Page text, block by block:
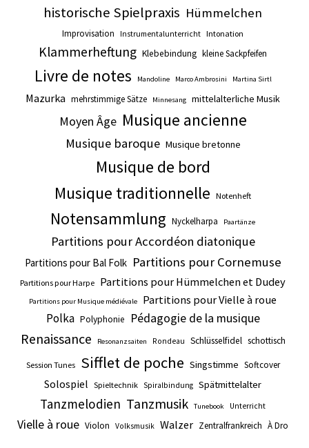
historische Spielpraxis Hümmelchen
Improvisation Instrumentalunterricht Intonation
Klammerheftung Klebebindung kleine Sackpfeifen
Livre de notes Mandoline Marco Ambrosini Martina Sirtl
Mazurka mehrstimmige Sätze Minnesang mittelalterliche Musik
Moyen Âge Musique ancienne
Musique baroque Musique bretonne
Musique de bord
Musique traditionnelle Notenheft
Notensammlung Nyckelharpa Paartänze
Partitions pour Accordéon diatonique
Partitions pour Bal Folk Partitions pour Cornemuse
Partitions pour Harpe Partitions pour Hümmelchen et Dudey
Partitions pour Musique médiévale Partitions pour Vielle à roue
Polka Polyphonie Pédagogie de la musique
Renaissance Resonanzsaiten Rondeau Schlüsselfidel schottisch
Session Tunes Sifflet de poche Singstimme Softcover
Solospiel Spieltechnik Spiralbindung Spätmittelalter
Tanzmelodien Tanzmusik Tunebook Unterricht
Vielle à roue Violon Volksmusik Walzer Zentralfrankreich À Dro